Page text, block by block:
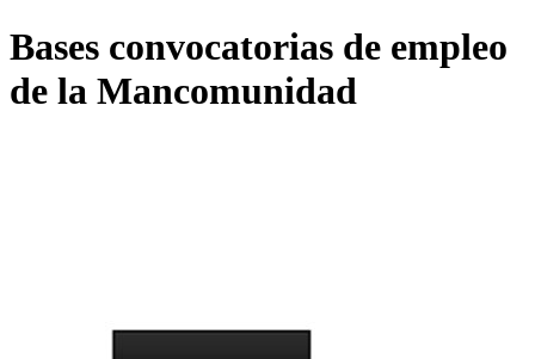
Bases convocatorias de empleo
de la Mancomunidad